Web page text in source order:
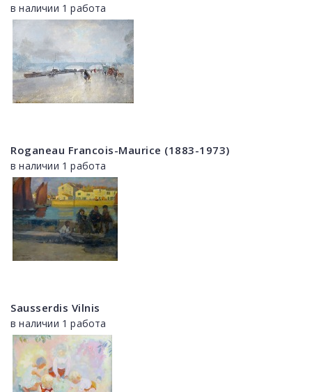
в наличии 1 работа
Roganeau Francois-Maurice (1883-1973)
в наличии 1 работа
Sausserdis Vilnis
в наличии 1 работа